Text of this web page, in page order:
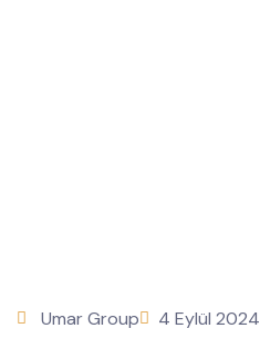
Umar Group
4 Eylül 2024